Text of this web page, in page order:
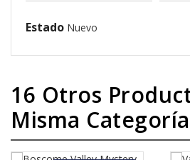
Estado Nuevo
16 Otros
Misma